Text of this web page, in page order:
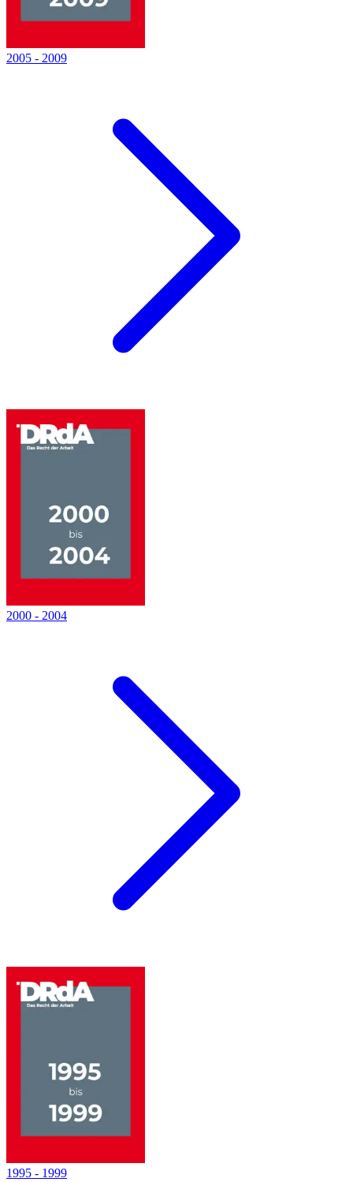
2005 - 2009
2000 - 2004
1995 - 1999